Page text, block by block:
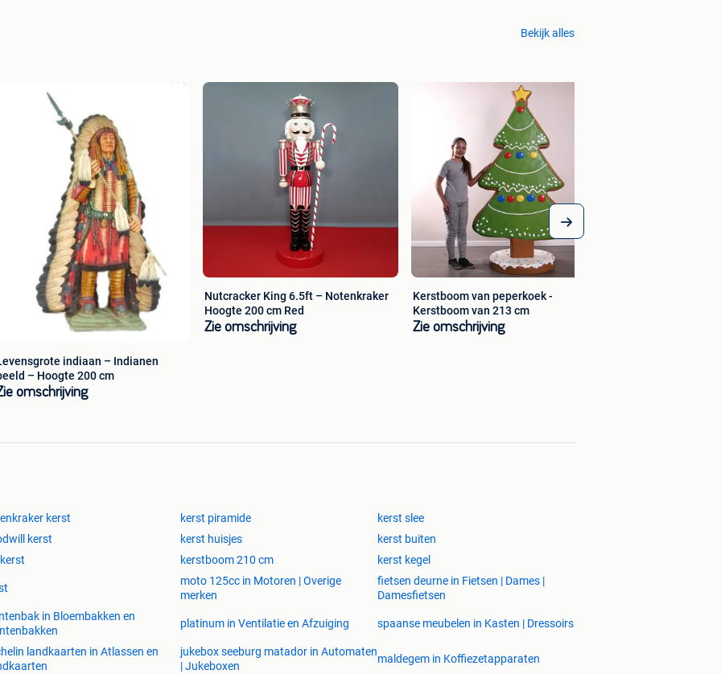
Bekijk alles
indiaan – Indianen
– Hoogte 200 cm
omschrijving
Nutcracker King 6.5ft – Notenkraker
Hoogte 200 cm Red
Zie omschrijving
Kerstboom van peperkoek -
Kerstboom van 213 cm
Zie omschrijving
kerst kerst piramide
kerst slee
kerst kerst huisjes
kerst buiten
kerstboom 210 cm kerst kegel
moto 125cc in Motoren | Overige
merken
fietsen deurne in Fietsen | Dames |
Damesfietsen
in Bloembakken en
platinum in Ventilatie en Afzuiging spaanse meubelen in Kasten | Dressoirs
landkaarten in Atlassen en
jukebox seeburg matador in Automaten
| Jukeboxen
maldegem in Koffiezetapparaten